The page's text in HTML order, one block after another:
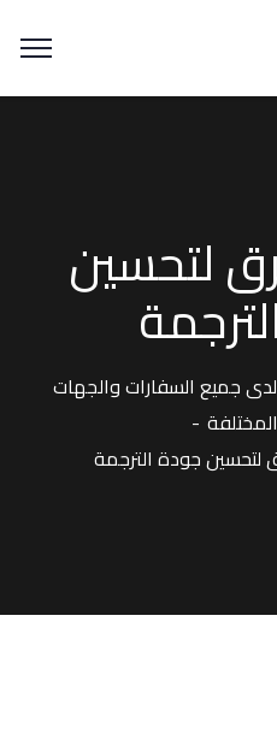
لتحسين
جميع السفارات والجهات
لتحسين جودة الترجمة